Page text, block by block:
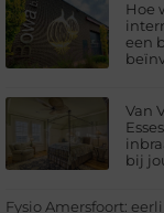
Hoe
een
Van
bij
Fysio Amersfoort: